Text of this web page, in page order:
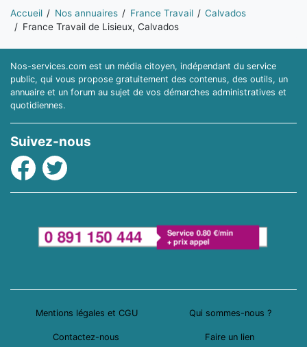
Vous êtes ici:
Accueil Nos annuaires France Travail
Calvados
France Travail de Lisieux, Calvados
Nos-services.com est un média citoyen, indépendant du service
public, qui vous propose gratuitement des contenus, des outils, un
annuaire et un forum au sujet de vos démarches administratives et
quotidiennes.
Suivez-nous
Facebook
Twitter
Mentions légales et CGU Qui sommes-nous ?
Contactez-nous Faire un lien